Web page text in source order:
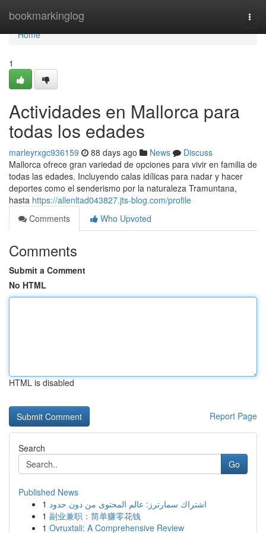
bookmarkinglog
Home
Home
1
Actividades en Mallorca para
todas los edades
marleyrxgc936159 88 days ago News
Discuss
Mallorca ofrece gran variedad de opciones para vivir en familia de
todas las edades. Incluyendo calas idílicas para nadar y hacer
deportes como el senderismo por la naturaleza Tramuntana,
hasta https://allenltad043827.jts-blog.com/profile
Comments
Who Upvoted
Comments
Submit a Comment
No HTML
HTML is disabled
Report Page
Search
Go
Published News
1 اشتراك سمارترز: عالم المحتوى من دون حدود
1 副业兼职：简单赚零花钱
1 Ovruxtali: A Comprehensive Review